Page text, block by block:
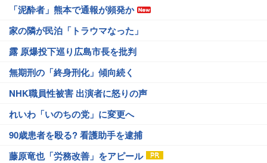
「泥酔者」熊本で通報が頻発か
家の隣が民泊「トラウマなった」
露 原爆投下巡り広島市長を批判
無期刑の「終身刑化」傾向続く
NHK職員性被害 出演者に怒りの声
れいわ「いのちの党」に変更へ
90歳患者を殴る? 看護助手を逮捕
藤原竜也「労務改善」をアピール